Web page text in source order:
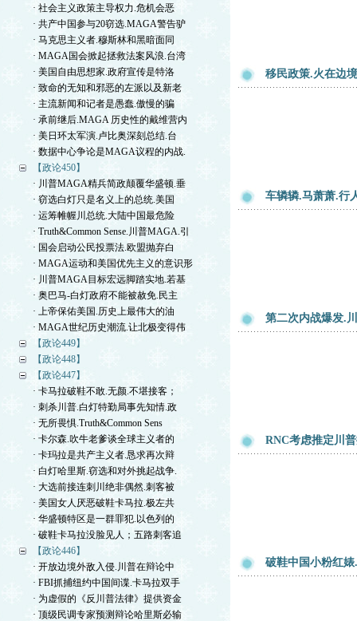
· 社会主义政策主导权力.危机会恶
· 共产中国参与20窃选.MAGA警告驴
· 马克思主义者.穆斯林和黑暗面同
· MAGA国会掀起拯救法案风浪.台湾
· 美国自由思想家.政府宣传是特洛
· 致命的无知和邪恶的左派以及新老
· 主流新闻和记者是愚蠢.傲慢的骗
· 承前继后.MAGA 历史性的戴维营内
· 美日环太军演.卢比奥深刻总结.台
· 数据中心争论是MAGA议程的内战.
【政论450】
· 川普MAGA精兵简政颠覆华盛顿.垂
· 窃选白灯只是名义上的总统.美国
· 运筹帷幄川总统.大陆中国最危险
· Truth&Common Sense.川普MAGA.引
· 国会启动公民投票法.欧盟抛弃白
· MAGA运动和美国优先主义的意识形
· 川普MAGA目标宏远脚踏实地.若基
· 奥巴马-白灯政府不能被赦免.民主
· 上帝保佑美国.历史上最伟大的油
· MAGA世纪历史潮流.让北极变得伟
【政论449】
【政论448】
【政论447】
· 卡马拉破鞋不敢.无颜.不堪接客；
· 刺杀川普.白灯特勤局事先知情.政
· 无所畏惧.Truth&Common Sens
· 卡尔森.吹牛老爹谈全球主义者的
· 卡玛拉是共产主义者.恳求再次辩
· 白灯哈里斯.窃选和对外挑起战争.
· 大选前接连刺川绝非偶然.刺客被
· 美国女人厌恶破鞋卡马拉.极左共
· 华盛顿特区是一群罪犯.以色列的
· 破鞋卡马拉没脸见人；五路刺客追
【政论446】
· 开放边境外敌入侵.川普在辩论中
· FBI抓捕纽约中国间谍.卡马拉双手
· 为虚假的《反川普法律》提供资金
· 顶级民调专家预测辩论哈里斯必输
移民政策.火在边
车辚辚.马萧萧.行
第二次内战爆发.
RNC考虑推定川
破鞋中国小粉红